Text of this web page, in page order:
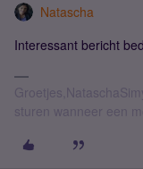
Natascha
Interessant bericht
sturen wanneer een